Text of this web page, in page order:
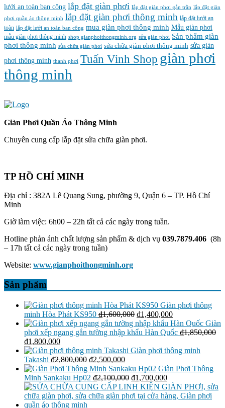
lưới an toàn ban công lắp đặt giàn phơi lắp đặt giàn phơi gắn trần lắp đặt giàn
phơi quần áo thông minh lắp đặt giàn phơi thông minh lắp đặt lưới an
toàn lắp đặt lưới an toàn ban công mua giàn phơi thông minh Mẫu giàn phơi
mẫu giàn phơi thông minh shop gianphoithongminh.org sửa giàn phơi Sản phẩm giàn
phơi thông minh sửa chữa giàn phơi sửa chữa giàn phơi thông minh sửa giàn
phơi thông minh thanh phơi Tuấn Vinh Shop ‌giàn‌ ‌phơi‌
‌thông‌ ‌minh
Giàn Phơi Quần Áo Thông Minh
Chuyên cung cấp lắp đặt sửa chữa giàn phơi.
TP HỒ CHÍ MINH
Địa chỉ : 382A Lê Quang Sung, phường 9, Quận 6 – TP. Hồ Chí
Minh
Giờ làm việc: 6h00 – 22h tất cả các ngày trong tuần.
Hotline phản ánh chất lượng sản phẩm & dịch vụ 039.7879.406 (8h
– 17h tất cả các ngày trong tuần)
Website: www.gianphoithongminh.org
Sản phẩm
Giàn phơi thông
minh Hòa Phát KS950 ₫1,600,000 Giá
gốc
là:
₫1,400,000Giá
hiện
tại
₫1,400,000.
Giàn
phơi xếp ngang gắn tường nhập khẩu Hàn Quốc ₫1,850,000
Giá
gốc
là:
₫1,850,000.
₫1,800,000Giá
hiện
tại
là:
₫1,800,000.
Giàn phơi thông minh
Takashi ₫2,800,000 Giá
gốc
là:
₫2,800,000.
₫2,500,000Giá
hiện
tại
là:
₫2,500,000.
Giàn Phơi Thông
Minh Sankaku Hp02 ₫2,100,000 Giá
gốc
là:
₫1,700,000Giá
hiện
tại